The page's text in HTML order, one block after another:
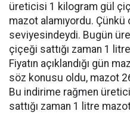
üreticisi 1 kilogram gül
mazot alamıyordu.
seviyesindeydi. Bugün
çiçeği sattığı zaman 1
Fiyatın açıklandığı gün
söz konusu oldu, mazot
Bu indirime rağmen
sattığı zaman 1 litre